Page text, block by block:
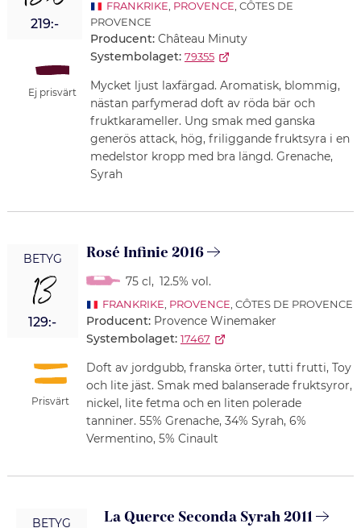
219:-
Ej prisvärt
FRANKRIKE PROVENCE , CÔTES DE
PROVENCE
Producent: Château Minuty
Systembolaget: 79355
Mycket ljust laxfärgad. Aromatisk, blommig,
nästan parfymerad doft av röda bär och
fruktkarameller. Ung smak med ganska
generös attack, hög, friliggande fruktsyra i en
medelstor kropp med bra längd. Grenache,
Syrah
BETYG
13
129:-
Prisvärt
Rosé Infinie 2016
75 cl, 12.5% vol.
FRANKRIKE PROVENCE , CÔTES DE PROVENCE
Producent: Provence Winemaker
Systembolaget: 17467
Doft av jordgubb, franska örter, tutti frutti, Toy
och lite jäst. Smak med balanserade fruktsyror,
nickel, lite fetma och en liten polerade
tanniner. 55% Grenache, 34% Syrah, 6%
Vermentino, 5% Cinault
BETYG La Querce Seconda Syrah 2011